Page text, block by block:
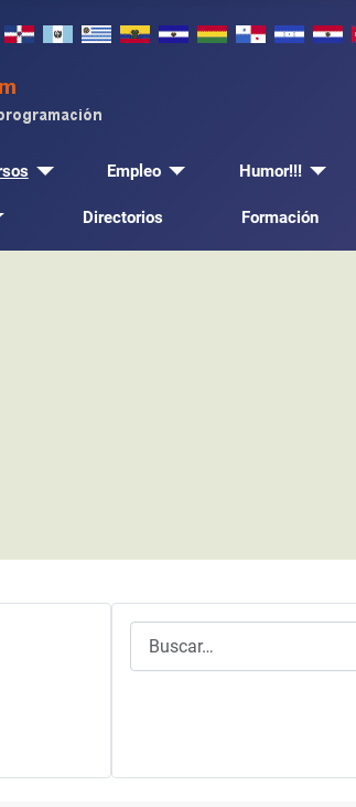
Empleo Humor!!!
Directorios Formación